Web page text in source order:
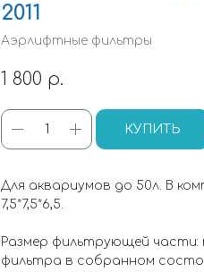
2011
Аэрлифтные фильтры
1 800 р.
КУПИТЬ
Для аквариумов до 50л. В
7,5*7,5*6,5.
Размер фильтрующей части:
фильтра в собранном